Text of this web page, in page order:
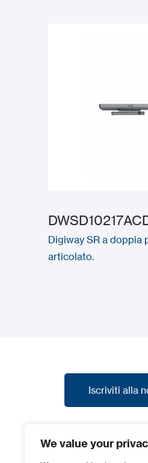
We value your
Digiway SR a doppia
articolato.
Iscriviti alla
nostre ultime